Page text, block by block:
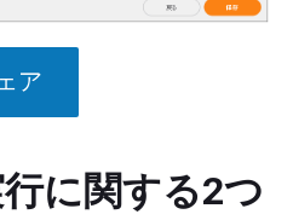
ア
に関する2つ